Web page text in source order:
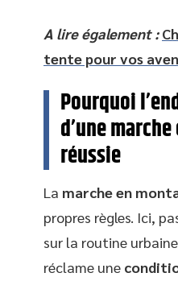
A lire également :
tente pour vos
Pourquoi
d’une
réussie
La marche en
propres règles. Ici,
sur la routine
réclame une